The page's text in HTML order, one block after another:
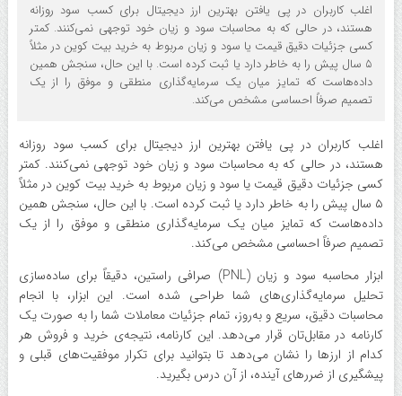
اغلب کاربران در پی یافتن بهترین ارز دیجیتال برای کسب سود روزانه
هستند، در حالی که به محاسبات سود و زیان خود توجهی نمی‌کنند. کمتر
کسی جزئیات دقیق قیمت یا سود و زیان مربوط به خرید بیت کوین در مثلاً
۵ سال پیش را به خاطر دارد یا ثبت کرده است. با این حال، سنجش همین
داده‌هاست که تمایز میان یک سرمایه‌گذاری منطقی و موفق را از یک
تصمیم صرفاً احساسی مشخص می‌کند.
اغلب کاربران در پی یافتن بهترین ارز دیجیتال برای کسب سود روزانه
هستند، در حالی که به محاسبات سود و زیان خود توجهی نمی‌کنند. کمتر
کسی جزئیات دقیق قیمت یا سود و زیان مربوط به خرید بیت کوین در مثلاً
۵ سال پیش را به خاطر دارد یا ثبت کرده است. با این حال، سنجش همین
داده‌هاست که تمایز میان یک سرمایه‌گذاری منطقی و موفق را از یک
تصمیم صرفاً احساسی مشخص می‌کند.
ابزار محاسبه سود و زیان (PNL) صرافی راستین، دقیقاً برای ساده‌سازی
تحلیل سرمایه‌گذاری‌های شما طراحی شده است. این ابزار، با انجام
محاسبات دقیق، سریع و به‌روز، تمام جزئیات معاملات شما را به صورت یک
کارنامه در مقابل‌تان قرار می‌دهد. این کارنامه، نتیجه‌ی خرید و فروش هر
کدام از ارزها را نشان می‌دهد تا بتوانید برای تکرار موفقیت‌های قبلی و
پیشگیری از ضررهای آینده، از آن درس بگیرید.